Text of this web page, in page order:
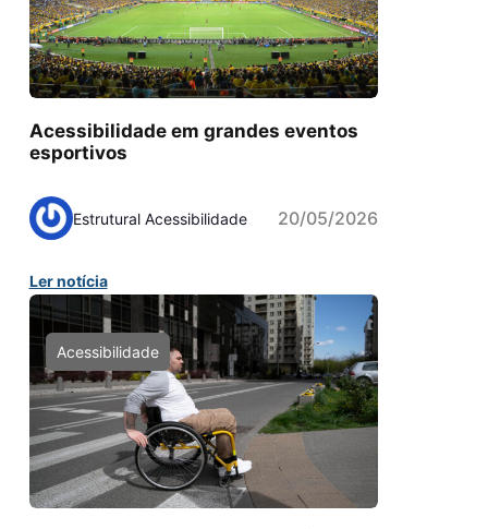
Acessibilidade em grandes eventos
esportivos
Estrutural Acessibilidade 20/05/2026
Ler notícia
Acessibilidade